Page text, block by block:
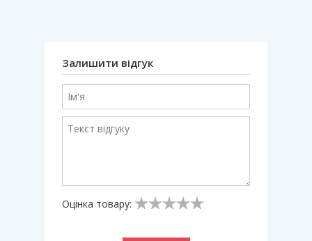
Залишити відгук
Оцінка товару: